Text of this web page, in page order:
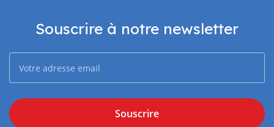
Souscrire à notre newsletter
Souscrire